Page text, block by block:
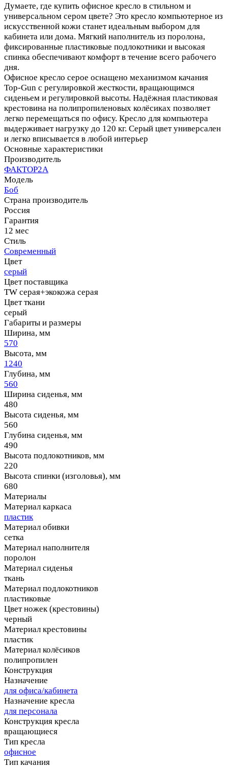
Думаете, где купить офисное кресло в стильном и
универсальном сером цвете? Это кресло компьютерное из
искусственной кожи станет идеальным выбором для
кабинета или дома. Мягкий наполнитель из поролона,
фиксированные пластиковые подлокотники и высокая
спинка обеспечивают комфорт в течение всего рабочего
дня.
Офисное кресло серое оснащено механизмом качания
Top-Gun с регулировкой жесткости, вращающимся
сиденьем и регулировкой высоты. Надёжная пластиковая
крестовина на полипропиленовых колёсиках позволяет
легко перемещаться по офису. Кресло для компьютера
выдерживает нагрузку до 120 кг. Серый цвет универсален
и легко вписывается в любой интерьер
Основные характеристики
Производитель
ФАКТОР2А
Модель
Боб
Страна производитель
Россия
Гарантия
12 мес
Стиль
Современный
Цвет
серый
Цвет поставщика
TW серая+экокожа серая
Цвет ткани
серый
Габариты и размеры
Ширина, мм
570
Высота, мм
1240
Глубина, мм
560
Ширина сиденья, мм
480
Высота сиденья, мм
560
Глубина сиденья, мм
490
Высота подлокотников, мм
220
Высота спинки (изголовья), мм
680
Материалы
Материал каркаса
пластик
Материал обивки
сетка
Материал наполнителя
поролон
Материал сиденья
ткань
Материал подлокотников
пластиковые
Цвет ножек (крестовины)
черный
Материал крестовины
пластик
Материал колёсиков
полипропилен
Конструкция
Назначение
для офиса/кабинета
Назначение кресла
для персонала
Конструкция кресла
вращающиеся
Тип кресла
офисное
Тип качания